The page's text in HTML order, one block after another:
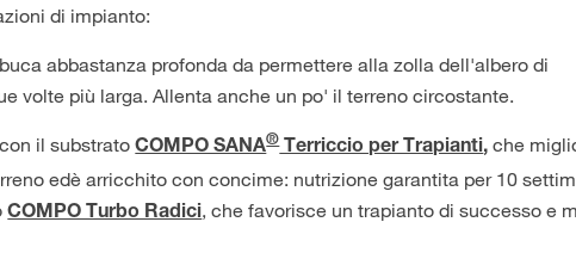
di impianto:
abbastanza profonda da permettere alla zolla dell'albero di
volte più larga. Allenta anche un po' il terreno circostante.
il substratoCOMPO SANA®Terriccio per Trapianti, che
edè arricchito con concime: nutrizione garantita per 10
COMPO Turbo Radici, che favorisce un trapianto di successo e